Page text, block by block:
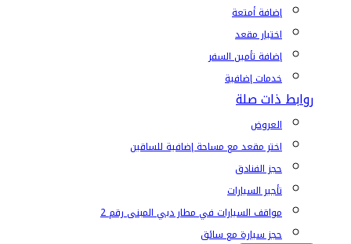
إضافة أمتعة
اختيار مقعد
إضافة تأمين السفر
خدمات إضافية
روابط ذات صلة
العروض
اختر مقعد مع مساحة إضافية للساقين
حجز الفنادق
تأجير السيارات
مواقف السيارات في مطار دبي المبنى رقم 2
حجز سيارة مع سائق